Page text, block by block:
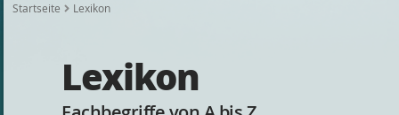
Startseite Lexikon
Lexikon